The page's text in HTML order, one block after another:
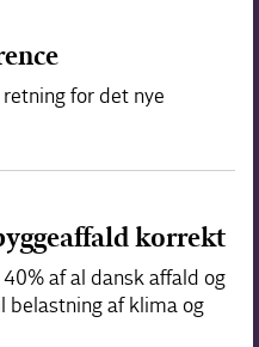
for det nye
korrekt
af al dansk affald og
belastning af klima og